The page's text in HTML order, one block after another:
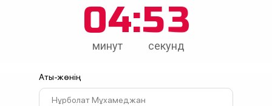
04
минут
:53
секунд
Аты-жөнің